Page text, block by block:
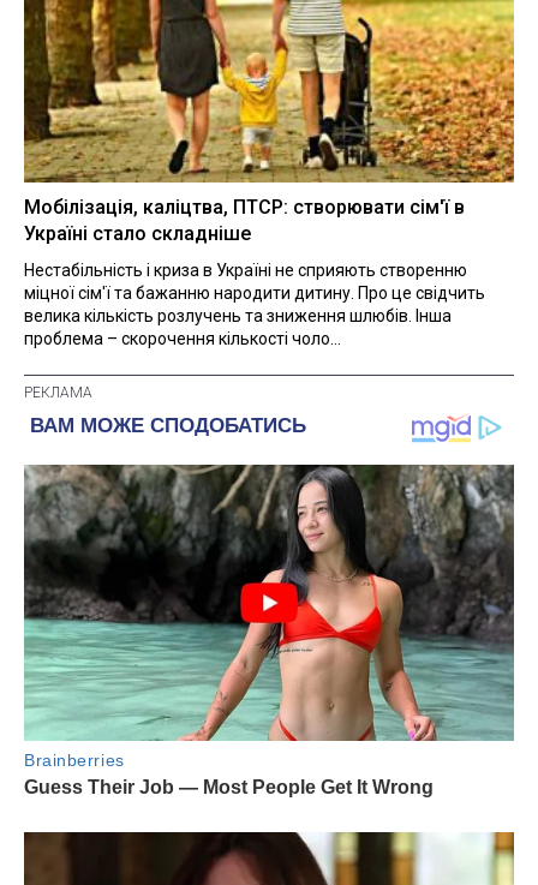
Мобілізація, каліцтва, ПТСР: створювати сім'ї в
Україні стало складніше
Нестабільність і криза в Україні не сприяють створенню
міцної сім'ї та бажанню народити дитину. Про це свідчить
велика кількість розлучень та зниження шлюбів. Інша
проблема – скорочення кількості чоло...